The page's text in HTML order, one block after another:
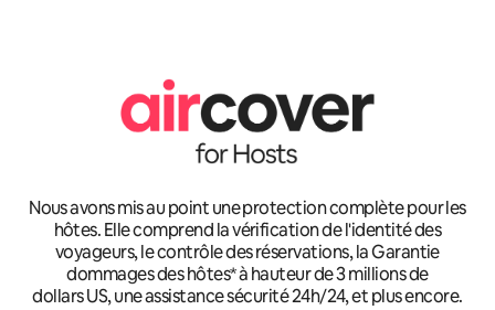
Nous avons mis au point une protection complète pour les
hôtes. Elle comprend la vérification de l'identité des
voyageurs, le contrôle des réservations, la Garantie
dommages des hôtes* à hauteur de 3 millions de
dollars US, une assistance sécurité 24h/24, et plus encore.